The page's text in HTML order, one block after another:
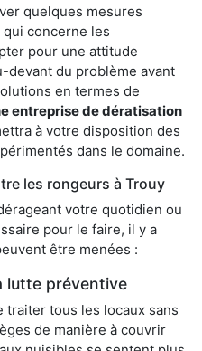
quelques mesures
concerne les
pour une attitude
devant du problème avant
en termes de
entreprise de dératisation
à votre disposition des
dans le domaine.
les rongeurs à Trouy
votre quotidien ou
pour le faire, il y a
être menées :
lutte préventive
traiter tous les locaux sans
de manière à couvrir